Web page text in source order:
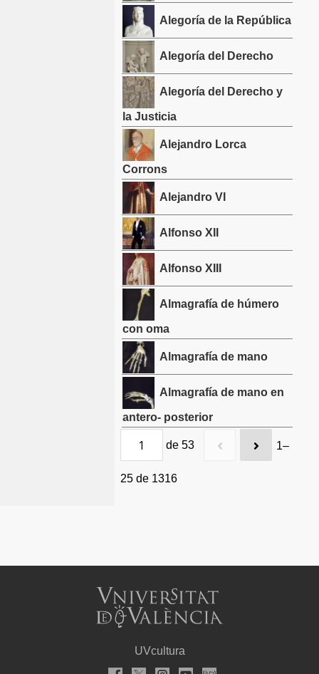
Alegoría de la República
Alegoría del Derecho
Alegoría del Derecho y
la Justicia
Alejandro Lorca
Corrons
Alejandro VI
Alfonso XII
Alfonso XIII
Almagrafía de húmero
con oma
Almagrafía de mano
Almagrafía de mano en
antero- posterior
de 53 1–
25 de 1316
UVcultura